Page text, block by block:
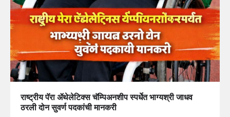
राष्ट्रीय पॅरा ॲथेलेटिक्स चॅम्पिअनशीप स्पर्धेत भाग्यश्री जाधव
ठरली दोन सुवर्ण पदकांची मानकरी